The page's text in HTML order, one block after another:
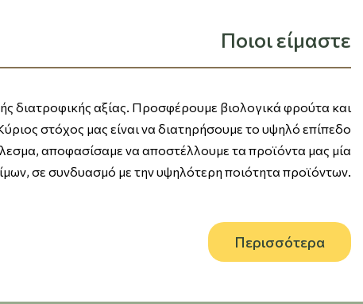
Ποιοι είμαστε
διατροφικής αξίας. Προσφέρουμε βιολογικά φρούτα και
στόχος μας είναι να διατηρήσουμε το υψηλό επίπεδο
αποφασίσαμε να αποστέλλουμε τα προϊόντα μας μία
σε συνδυασμό με την υψηλότερη ποιότητα προϊόντων.
Περισσότερα